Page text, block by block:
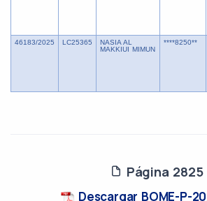
46183/2025 LC25365
NASIA AL
MAKKIUI MIMUN
****8250**
Página 2825
Descargar BOME-P-